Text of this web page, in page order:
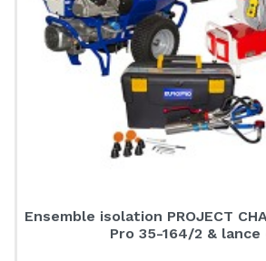
Ensemble isolation PROJECT
Pro 35-164/2 & lance